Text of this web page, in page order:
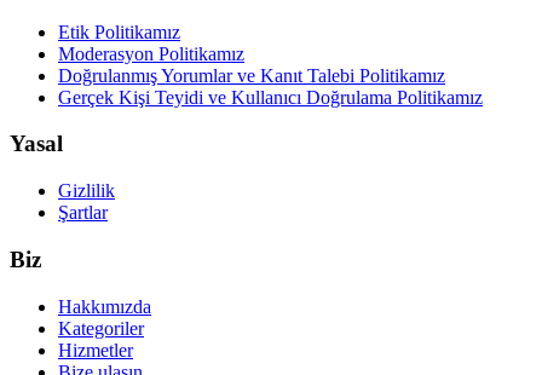
Etik Politikamız
Moderasyon Politikamız
Doğrulanmış Yorumlar ve Kanıt Talebi Politikamız
Gerçek Kişi Teyidi ve Kullanıcı Doğrulama Politikamız
Yasal
Gizlilik
Şartlar
Biz
Hakkımızda
Kategoriler
Hizmetler